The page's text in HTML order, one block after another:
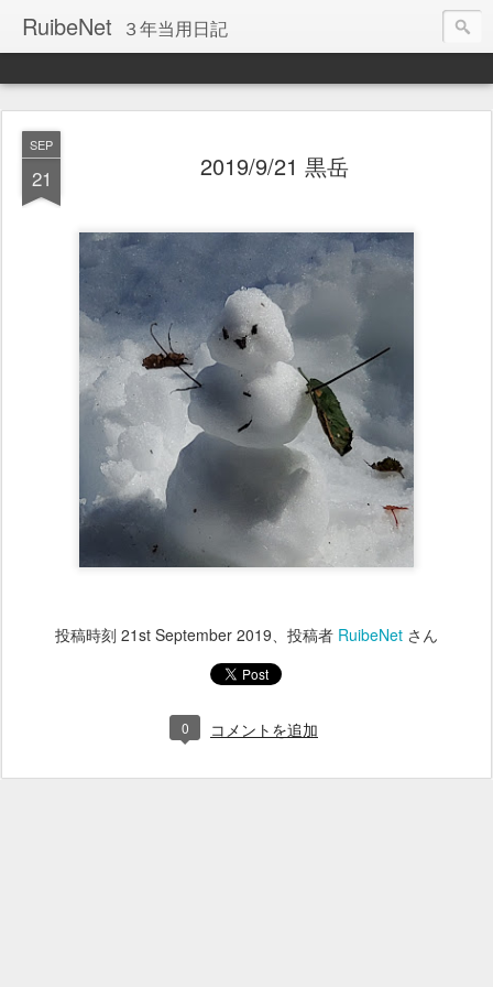
RuibeNet ３年当用日記
SEP
21 2019/9/21 黒岳
投稿時刻 21st September 2019、投稿者 RuibeNet さん
0 コメントを追加